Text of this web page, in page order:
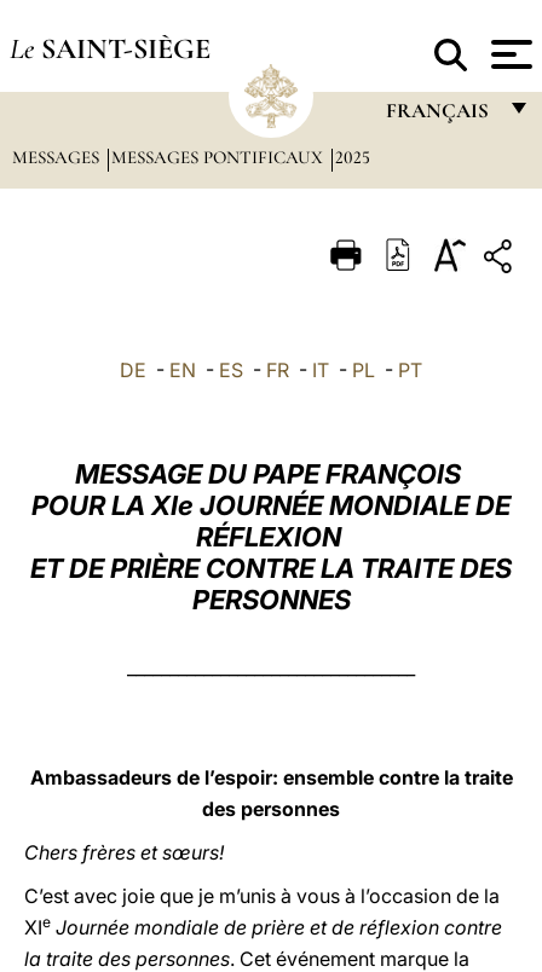
Le SAINT-SIÈGE
FRANÇAIS
ITALIANO
العربيّة
LATINE
MESSAGES MESSAGES PONTIFICAUX 2025
DE - EN - ES - FR - IT - PL - PT
MESSAGE DU PAPE FRANÇOIS
POUR LA XIe JOURNÉE MONDIALE DE
RÉFLEXION
ET DE PRIÈRE CONTRE LA TRAITE DES
PERSONNES
Ambassadeurs de l’espoir: ensemble contre la traite
des personnes
Chers frères et sœurs!
C’est avec joie que je m’unis à vous à l’occasion de la
XIe Journée mondiale de prière et de réflexion contre
la traite des personnes. Cet événement marque la